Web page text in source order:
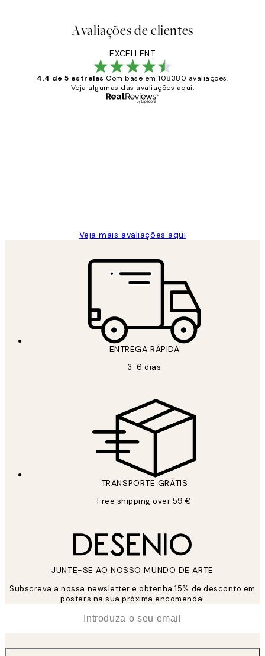
Avaliações de clientes
EXCELLENT
4.4 de 5 estrelas Com base em 108380 avaliações.
Veja algumas das avaliações aqui.
Veja mais avaliações aqui
ENTREGA RÁPIDA
3-6 dias
TRANSPORTE GRÁTIS
Free shipping over 59 €
JUNTE-SE AO NOSSO MUNDO DE ARTE
Subscreva a nossa newsletter e obtenha 15% de desconto em
posters na sua próxima encomenda!